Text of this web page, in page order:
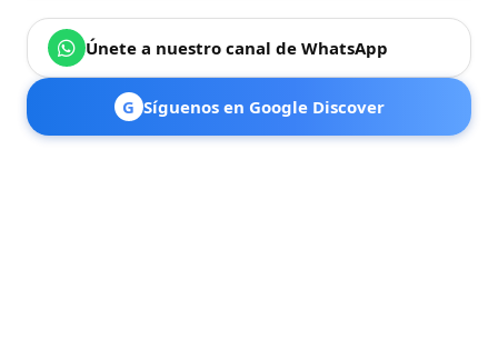
Únete a nuestro canal de WhatsApp
G Síguenos en Google Discover